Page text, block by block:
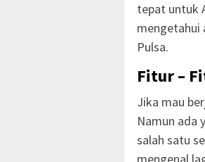
tepat untuk
mengetahui
Pulsa.
Fitur –
Jika mau
Namun ada
salah satu